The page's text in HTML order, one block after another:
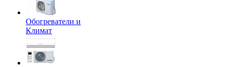
Обогреватели и
Климат